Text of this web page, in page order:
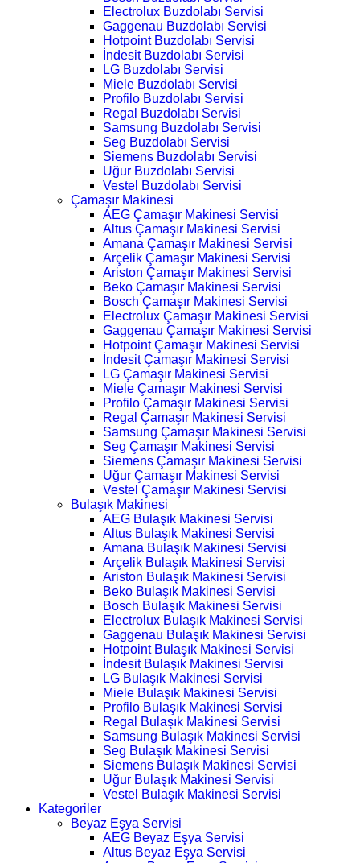
Electrolux Buzdolabı Servisi
Gaggenau Buzdolabı Servisi
Hotpoint Buzdolabı Servisi
İndesit Buzdolabı Servisi
LG Buzdolabı Servisi
Miele Buzdolabı Servisi
Profilo Buzdolabı Servisi
Regal Buzdolabı Servisi
Samsung Buzdolabı Servisi
Seg Buzdolabı Servisi
Siemens Buzdolabı Servisi
Uğur Buzdolabı Servisi
Vestel Buzdolabı Servisi
Çamaşır Makinesi
AEG Çamaşır Makinesi Servisi
Altus Çamaşır Makinesi Servisi
Amana Çamaşır Makinesi Servisi
Arçelik Çamaşır Makinesi Servisi
Ariston Çamaşır Makinesi Servisi
Beko Çamaşır Makinesi Servisi
Bosch Çamaşır Makinesi Servisi
Electrolux Çamaşır Makinesi Servisi
Gaggenau Çamaşır Makinesi Servisi
Hotpoint Çamaşır Makinesi Servisi
İndesit Çamaşır Makinesi Servisi
LG Çamaşır Makinesi Servisi
Miele Çamaşır Makinesi Servisi
Profilo Çamaşır Makinesi Servisi
Regal Çamaşır Makinesi Servisi
Samsung Çamaşır Makinesi Servisi
Seg Çamaşır Makinesi Servisi
Siemens Çamaşır Makinesi Servisi
Uğur Çamaşır Makinesi Servisi
Vestel Çamaşır Makinesi Servisi
Bulaşık Makinesi
AEG Bulaşık Makinesi Servisi
Altus Bulaşık Makinesi Servisi
Amana Bulaşık Makinesi Servisi
Arçelik Bulaşık Makinesi Servisi
Ariston Bulaşık Makinesi Servisi
Beko Bulaşık Makinesi Servisi
Bosch Bulaşık Makinesi Servisi
Electrolux Bulaşık Makinesi Servisi
Gaggenau Bulaşık Makinesi Servisi
Hotpoint Bulaşık Makinesi Servisi
İndesit Bulaşık Makinesi Servisi
LG Bulaşık Makinesi Servisi
Miele Bulaşık Makinesi Servisi
Profilo Bulaşık Makinesi Servisi
Regal Bulaşık Makinesi Servisi
Samsung Bulaşık Makinesi Servisi
Seg Bulaşık Makinesi Servisi
Siemens Bulaşık Makinesi Servisi
Uğur Bulaşık Makinesi Servisi
Vestel Bulaşık Makinesi Servisi
Kategoriler
Beyaz Eşya Servisi
AEG Beyaz Eşya Servisi
Altus Beyaz Eşya Servisi